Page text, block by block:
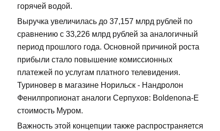
горячей водой.
Выручка увеличилась до 37,157 млрд рублей по
сравнению с 33,226 млрд рублей за аналогичный
период прошлого года. Основной причиной роста
прибыли стало повышение комиссионных
платежей по услугам платного телевидения.
Туриновер в магазине Норильск - Нандролон
Фенилпропионат аналоги Серпухов: Boldenona-E
стоимость Муром.
Важность этой концепции также распространяется